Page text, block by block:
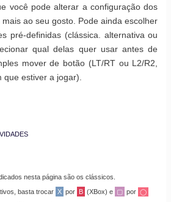
você pode alterar a configuração dos
ao seu gosto. Pode ainda escolher
pré-definidas (clássica. alternativa ou
qual delas quer usar antes de
mover de botão (LT/RT ou L2/R2,
estiver a jogar).
nesta página são os clássicos.
basta trocar X por B (XBox) e ▢ por ◯